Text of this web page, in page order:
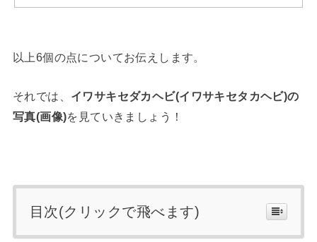
以上6個の点についてお伝えします。
それでは、 イワサキセダカヘビ(イワサキセタカヘビ)の
写真(画像)を見ていきましょう！
目次(クリックで飛べます)